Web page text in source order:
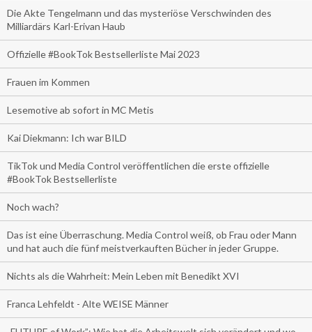
Die Akte Tengelmann und das mysteriöse Verschwinden des
Milliardärs Karl-Erivan Haub
Offizielle #BookTok Bestsellerliste Mai 2023
Frauen im Kommen
Lesemotive ab sofort in MC Metis
Kai Diekmann: Ich war BILD
TikTok und Media Control veröffentlichen die erste offizielle
#BookTok Bestsellerliste
Noch wach?
Das ist eine Überraschung. Media Control weiß, ob Frau oder Mann
und hat auch die fünf meistverkauften Bücher in jeder Gruppe.
Nichts als die Wahrheit: Mein Leben mit Benedikt XVI
Franca Lehfeldt - Alte WEISE Männer